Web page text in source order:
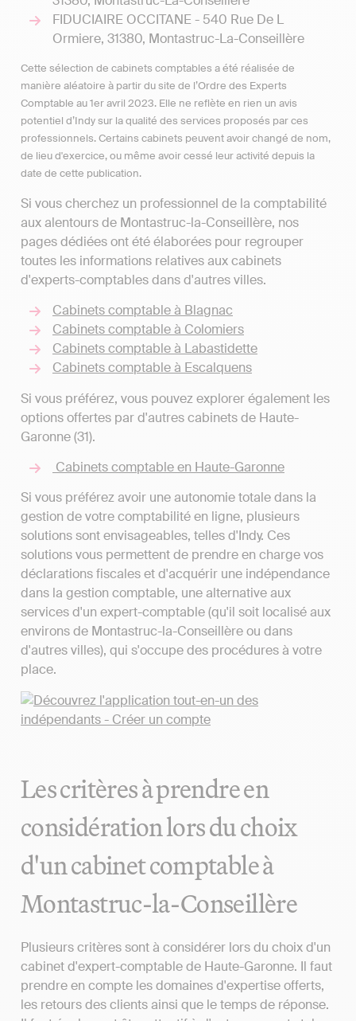
FIDUCIAIRE OCCITANE - 540 Rue De L
Ormiere, 31380, Montastruc-La-Conseillère
Cette sélection de cabinets comptables a été réalisée de
manière aléatoire à partir du site de l’Ordre des Experts
Comptable au 1er avril 2023. Elle ne reflète en rien un avis
potentiel d’Indy sur la qualité des services proposés par ces
professionnels. Certains cabinets peuvent avoir changé de nom,
de lieu d'exercice, ou même avoir cessé leur activité depuis la
date de cette publication.
Si vous cherchez un professionnel de la comptabilité
aux alentours de Montastruc-la-Conseillère, nos
pages dédiées ont été élaborées pour regrouper
toutes les informations relatives aux cabinets
d'experts-comptables dans d'autres villes.
Cabinets comptable à Blagnac
Cabinets comptable à Colomiers
Cabinets comptable à Labastidette
Cabinets comptable à Escalquens
Si vous préférez, vous pouvez explorer également les
options offertes par d'autres cabinets de Haute-
Garonne (31).
Cabinets comptable en Haute-Garonne
Si vous préférez avoir une autonomie totale dans la
gestion de votre comptabilité en ligne, plusieurs
solutions sont envisageables, telles d'Indy. Ces
solutions vous permettent de prendre en charge vos
déclarations fiscales et d'acquérir une indépendance
dans la gestion comptable, une alternative aux
services d'un expert-comptable (qu'il soit localisé aux
environs de Montastruc-la-Conseillère ou dans
d'autres villes), qui s'occupe des procédures à votre
place.
Les critères à prendre en
considération lors du choix
d'un cabinet comptable à
Montastruc-la-Conseillère
Plusieurs critères sont à considérer lors du choix d'un
cabinet d'expert-comptable de Haute-Garonne. Il faut
prendre en compte les domaines d'expertise offerts,
les retours des clients ainsi que le temps de réponse.